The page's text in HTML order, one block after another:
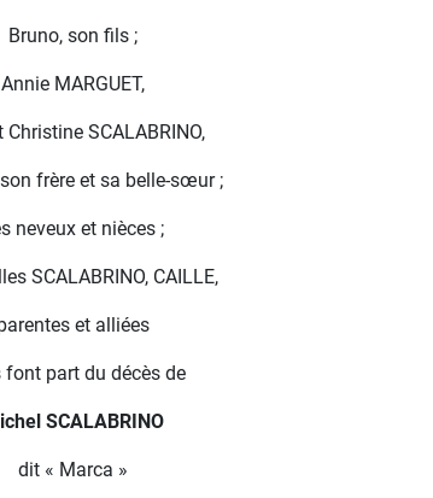
Bruno, son fils ;
Annie MARGUET,
Christine SCALABRINO,
frère et sa belle-sœur ;
neveux et nièces ;
SCALABRINO, CAILLE,
et alliées
font part du décès de
SCALABRINO
dit « Marca »